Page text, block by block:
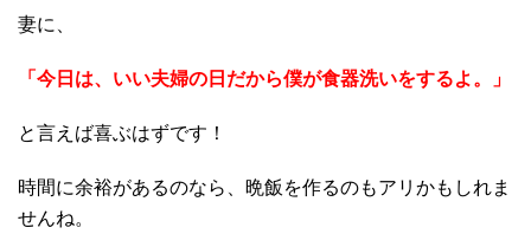
妻に、
「今日は、いい夫婦の日だから僕が食器洗いをするよ。」
と言えば喜ぶはずです！
時間に余裕があるのなら、晩飯を作るのもアリかもしれま
せんね。